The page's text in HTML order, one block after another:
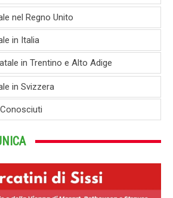
nel Regno Unito
in Italia
in Trentino e Alto Adige
in Svizzera